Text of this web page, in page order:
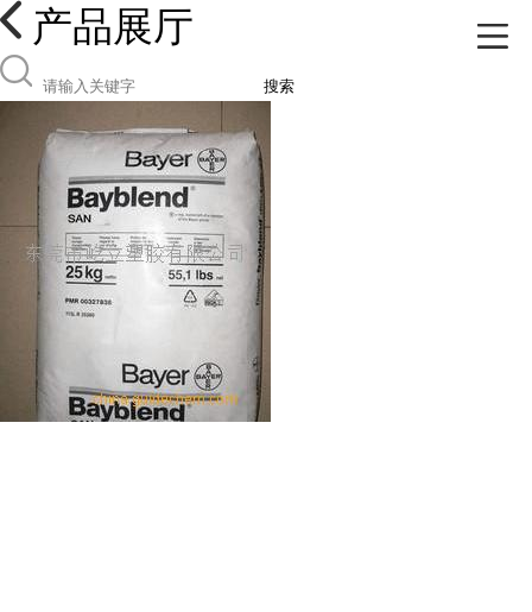
产品展厅
搜索